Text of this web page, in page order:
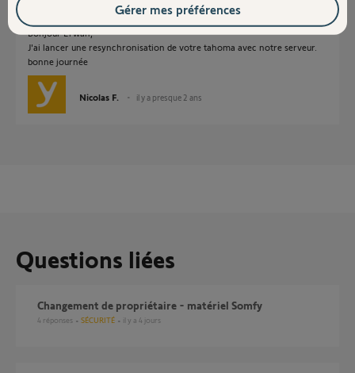
Bonjour Erwan,
J'ai lancer une resynchronisation de votre tahoma avec notre serveur.
bonne journée
Nicolas F. il y a presque 2 ans
Questions liées
Changement de propriétaire - matériel Somfy
4 réponses SÉCURITÉ il y a 4 jours
Gérer mes préférences